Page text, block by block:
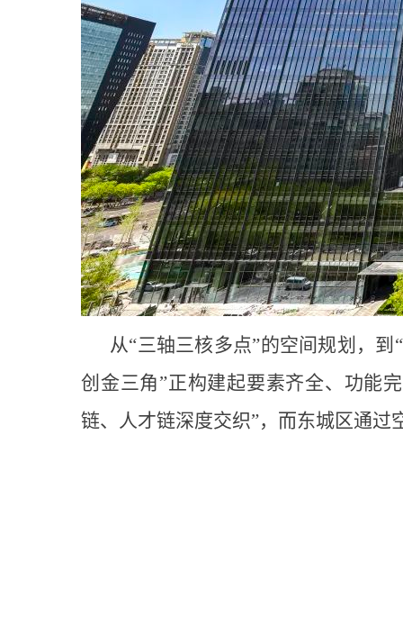
从“三轴三核多点”的空间规划，
创金三角”正构建起要素齐全、功能
链、人才链深度交织”，而东城区通过